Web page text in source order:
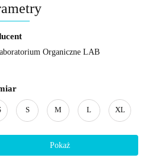
Organiczne LAB
S M L XL
Pokaż